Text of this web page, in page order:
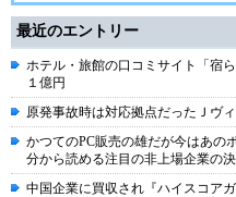
最近のエントリー
ホテル・旅館の口コミサイト「宿
１億円
原発事故時は対応拠点だったＪヴ
かつてのPC販売の雄だが今はあの
分から読める注目の非上場企業の
中国企業に買収され『ハイスコア